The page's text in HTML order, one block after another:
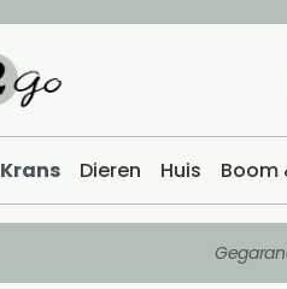
Krans Dieren Huis Boom